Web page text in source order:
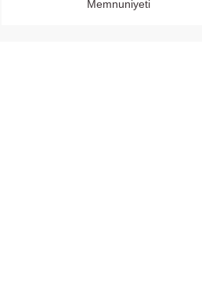
Memnuniyeti